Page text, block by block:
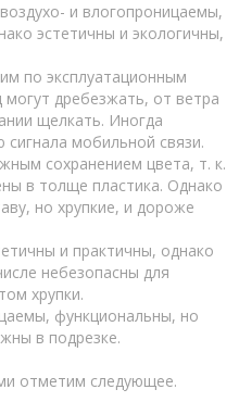
и влогопроницаемы,
эстетичны и экологичны,
по эксплуатационным
дребезжать, от ветра
щелкать. Иногда
мобильной связи.
сохранением цвета, т. к.
в толще пластика. Однако
но хрупкие, и дороже
и практичны, однако
небезопасны для
хрупки.
функциональны, но
в подрезке.
отметим следующее.